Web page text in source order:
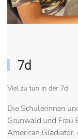
7d
Viel zu tun in der 7d
Die Schülerinnen
Grunwald und Frau
American Gladiator,